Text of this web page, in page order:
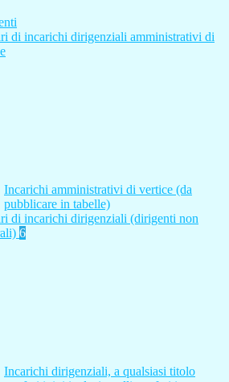
di incarichi dirigenziali amministrativi di
Incarichi amministrativi di vertice (da
pubblicare in tabelle)
di incarichi dirigenziali (dirigenti non
6
Incarichi dirigenziali, a qualsiasi titolo